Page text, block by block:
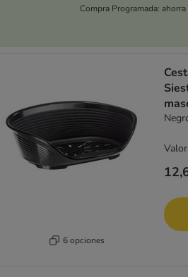
Compra Programada:
6 opciones